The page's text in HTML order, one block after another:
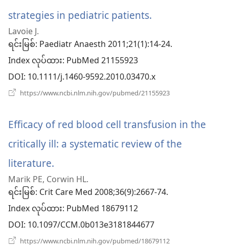
strategies in pediatric patients.
င့်
နေ
တယ်)
Lavoie J.
ရင်းမြစ်‎: Paediatr Anaesth 2011;21(1):14-24.
Index လုပ်ထား‎: PubMed 21155923
DOI‎: 10.1111/j.1460-9592.2010.03470.x
https://www.ncbi.nlm.nih.gov/pubmed/21155923
နေ
ပါ
တယ်)
Efficacy of red blood cell transfusion in the
critically ill: a systematic review of the
literature.
အသစ်
င့်
နေ
Marik PE, Corwin HL.
ရင်းမြစ်‎: Crit Care Med 2008;36(9):2667-74.
Index လုပ်ထား‎: PubMed 18679112
DOI‎: 10.1097/CCM.0b013e3181844677
https://www.ncbi.nlm.nih.gov/pubmed/18679112